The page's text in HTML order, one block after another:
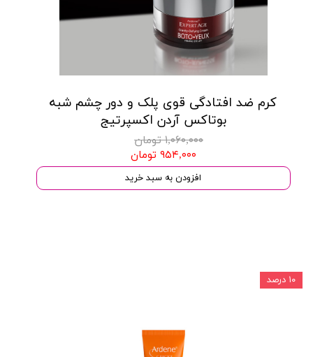
کرم ضد افتادگی قوی پلک و دور چشم شبه
بوتاکس آردن اکسپرتیج
۱,۰۶۰,۰۰۰ تومان
۹۵۴,۰۰۰ تومان
افزودن به سبد خرید
۱۰ درصد